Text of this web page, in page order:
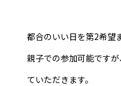
都合のいい日を第2希望
親子での参加可能です
ていただきます。